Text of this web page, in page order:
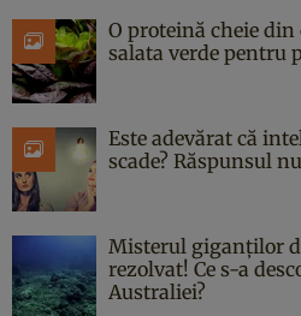
O proteină cheie din
salata verde pentru
Este adevărat că
scade? Răspunsul
Misterul giganților
rezolvat! Ce s-a
Australiei?